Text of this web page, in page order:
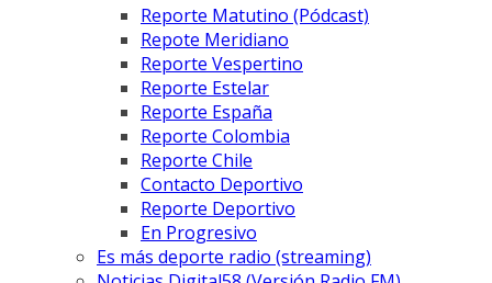
Reporte Matutino (Pódcast)
Repote Meridiano
Reporte Vespertino
Reporte Estelar
Reporte España
Reporte Colombia
Reporte Chile
Contacto Deportivo
Reporte Deportivo
En Progresivo
Es más deporte radio (streaming)